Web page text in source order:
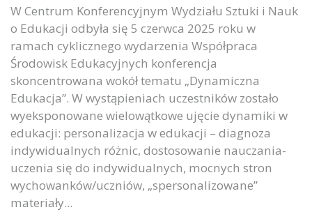
W Centrum Konferencyjnym Wydziału Sztuki i Nauk
o Edukacji odbyła się 5 czerwca 2025 roku w
ramach cyklicznego wydarzenia Współpraca
Środowisk Edukacyjnych konferencja
skoncentrowana wokół tematu „Dynamiczna
Edukacja”. W wystąpieniach uczestników zostało
wyeksponowane wielowątkowe ujęcie dynamiki w
edukacji: personalizacja w edukacji – diagnoza
indywidualnych różnic, dostosowanie nauczania-
uczenia się do indywidualnych, mocnych stron
wychowanków/uczniów, „spersonalizowane”
materiały...